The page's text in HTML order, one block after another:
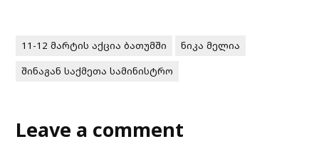
11-12 მარტის აქცია ბათუმში
ნიკა მელია
შინაგან საქმეთა სამინისტრო
Leave a comment